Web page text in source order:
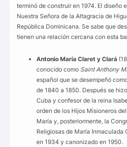
terminó de construir en 1974. El diseño
Nuestra Señora de la Altagracia de
República Dominicana. Se sabe que
tienen una relación cercana con esta
Antonio María Claret y Clará
conocido como Saint Anthony
español que se desempeñó
de 1840 a 1850. Después se
Cuba y confesor de la reina
orden de los Hijos Misioneros
María y, posteriormente, la
Religiosas de María
en 1934 y canonizado en 1950.